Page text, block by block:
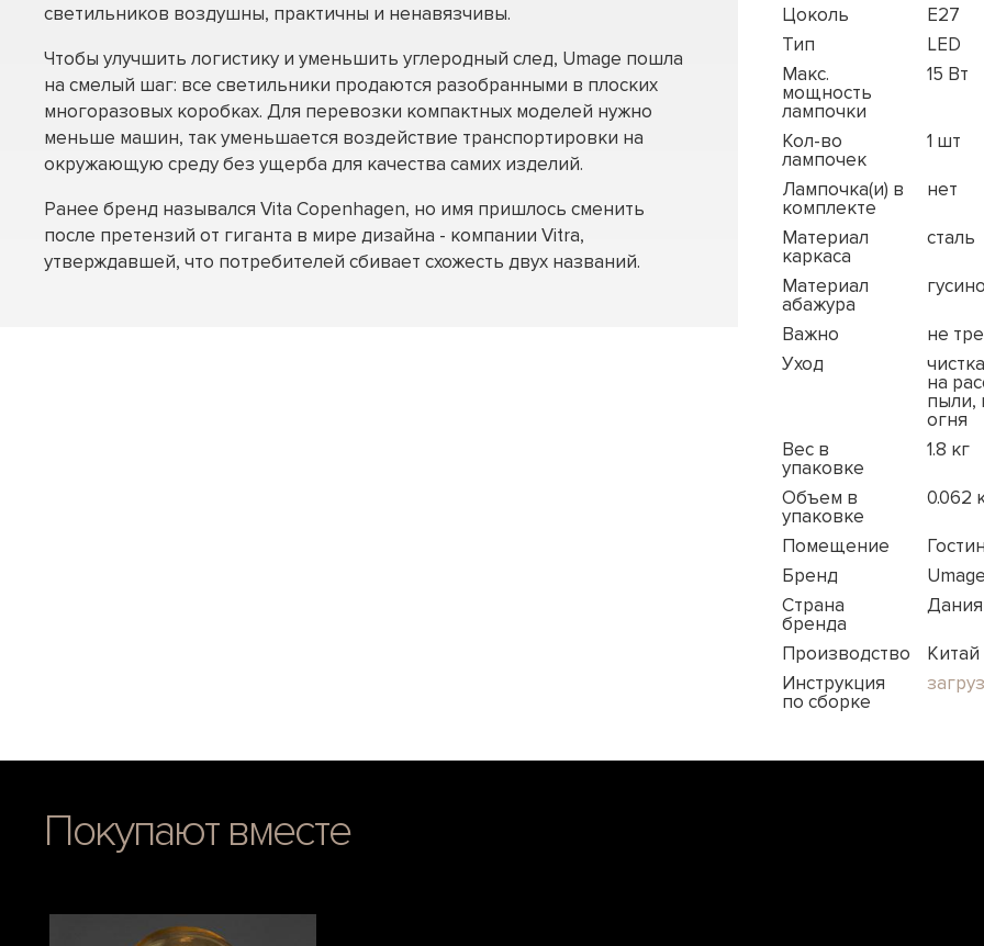
светильников воздушны, практичны и ненавязчивы.
Чтобы улучшить логистику и уменьшить углеродный след, Umage пошла
на смелый шаг: все светильники продаются разобранными в плоских
многоразовых коробках. Для перевозки компактных моделей нужно
меньше машин, так уменьшается воздействие транспортировки на
окружающую среду без ущерба для качества самих изделий.
Ранее бренд назывался Vita Copenhagen, но имя пришлось сменить
после претензий от гиганта в мире дизайна - компании Vitra,
утверждавшей, что потребителей сбивает схожесть двух названий.
Цоколь
E27
Тип
LED
Макс.
мощность
лампочки
15 Вт
Кол-во
лампочек
1 шт
Лампочка(и) в
комплекте
нет
Материал
каркаса
сталь
Материал
абажура
Важно
не
Уход
на
пыли,
огня
Вес в
упаковке
1.8 кг
Объем в
упаковке
0.062
Помещение
Бренд
Umage
Страна
бренда
Дания
Производство
Китай
Инструкция
по сборке
Покупают вместе